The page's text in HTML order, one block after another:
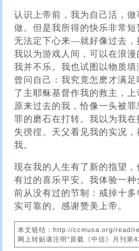
认识上帝前，我为自己活，
做。但是我所得的快乐非常
无法定下心来—就好像过去，
我以为游戏人间，可以在浪
我并不乐。我也试图以物质
曾问自己：我究竟怎麽才满
了主耶稣基督作我的救主，上
原来过去的我，恰像一头被
罪的磨石在打转。我以为我
失徬徨。天父看见我的实况
我。
现在我的人生有了新的指望
有过的喜乐平安。我体验一
前从没有过的节制：戒掉十
实可靠的。感谢赞美上帝。
本文链结：http://ccmusa.org/read/
网上转贴请注明"原载《中信》月刊第